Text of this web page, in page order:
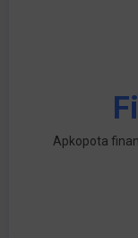
Apkopota